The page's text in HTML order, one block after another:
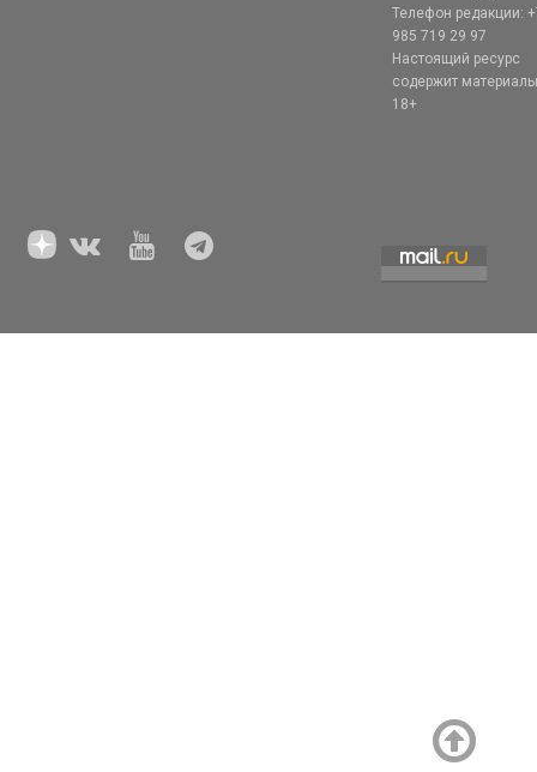
Телефон редакции:
985 719 29 97
Настоящий ресурс
содержит
18+